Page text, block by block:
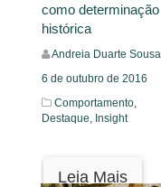
como determinação
histórica
Andreia Duarte Sousa
6 de outubro de 2016
Comportamento,
Destaque, Insight
Leia Mais